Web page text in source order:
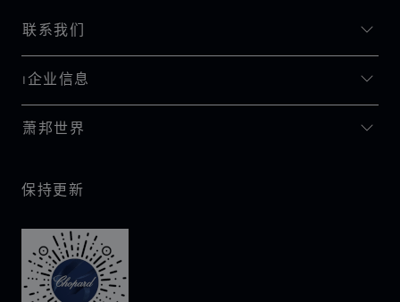
联系我们
I企业信息
萧邦世界
保持更新